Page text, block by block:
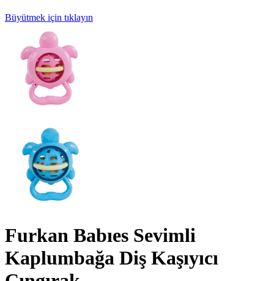
Büyütmek için tıklayın
Furkan Babıes Sevimli
Kaplumbağa Diş Kaşıyıcı